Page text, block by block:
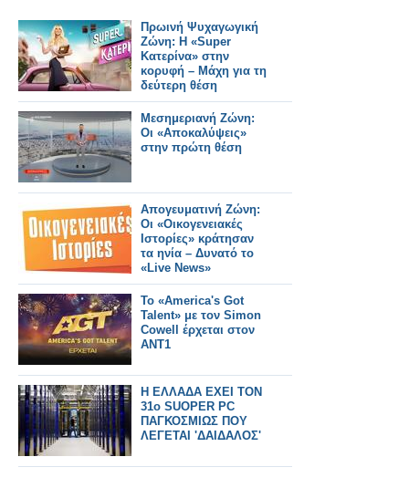
Πρωινή Ψυχαγωγική
Ζώνη: Η «Super
Κατερίνα» στην
κορυφή – Μάχη για τη
δεύτερη θέση
Μεσημεριανή Ζώνη:
Οι «Αποκαλύψεις»
στην πρώτη θέση
Απογευματινή Ζώνη:
Οι «Οικογενειακές
Ιστορίες» κράτησαν
τα ηνία – Δυνατό το
«Live News»
Το «America's Got
Talent» με τον Simon
Cowell έρχεται στον
ΑΝΤ1
Η ΕΛΛΑΔΑ ΕΧΕΙ ΤΟΝ
31ο SUOPER PC
ΠΑΓΚΟΣΜΙΩΣ ΠΟΥ
ΛΕΓΕΤΑΙ 'ΔΑΙΔΑΛΟΣ'